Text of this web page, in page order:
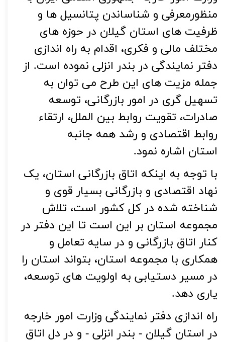
منظورمعرفی و شناساندن پتانسیل ها و
ظرفیت های استان گیلان در حوزه های
مختلف مالی و فکری، اقدام به راه اندازی
دفتر نمایندگی در بندر انزلی نموده است. از
جمله مزیت های این طرح می توان به
تسهیل گری در امور بازرگانی، توسعه
صادرات، تقویت روابط بین الملل، ارتقاء
روابط اقتصادی و رشد همه جانبه
استان اشاره نمود.
با توجه به اینکه اتاق بازرگانی استان، یک
نهاد اقتصادی و بازرگانی بسیار قوی و
شناخته شده در کل کشور است، تلاش
مجموعه استان بر این است تا این دفتر در
کنار اتاق بازرگانی و در سایه تعامل و
همکاری با‌ مجموعه استان، بتواند استان را
در مسیر دستیابی به اولویت های توسعه،
یاری دهد.
راه اندازی دفتر نمایندگی وزارت امور خارجه
در استان گیلان - بندر انزلی - و در دل اتاق